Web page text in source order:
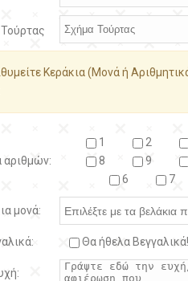
Κεράκια (Μονά ή
αριθμών:
1 2
8
9
6
7
μονά:
Θα ήθελα